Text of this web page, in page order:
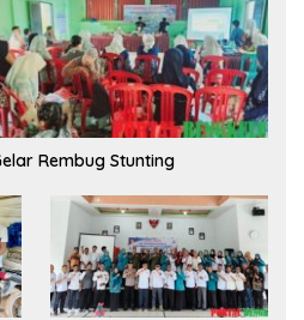
Rembug Stunting